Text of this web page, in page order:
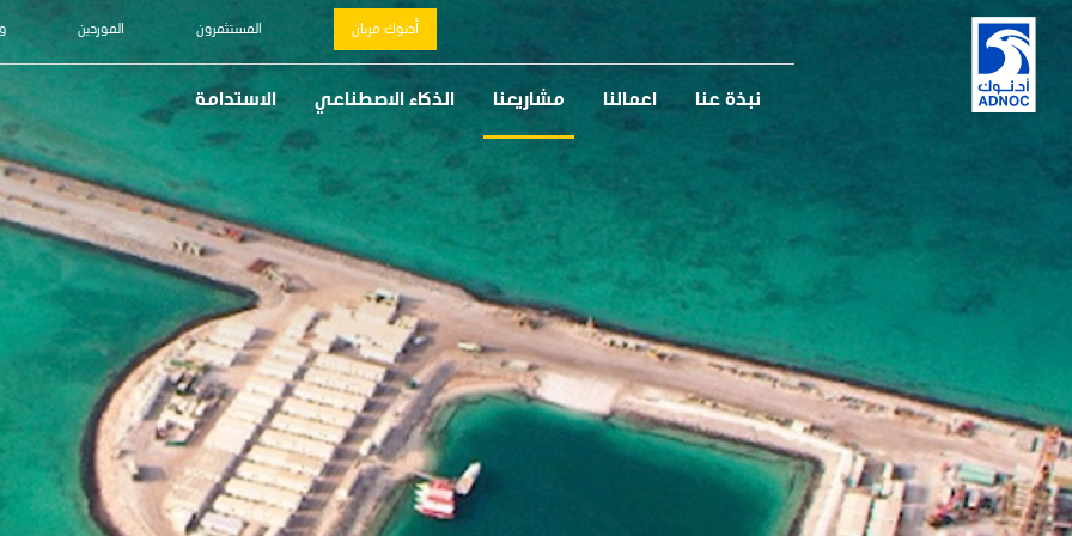
أدنوك مربان المستثمرون الموردين
نبذة عنا اعمالنا مشاريعنا الذكاء الاصطناعي الاستدامة